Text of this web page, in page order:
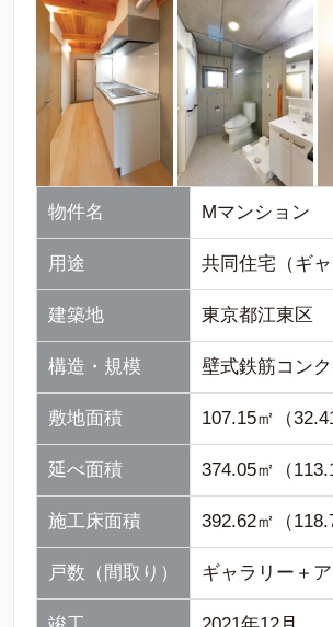
物件名 Mマンション
用途 共同住宅（ギ
建築地 東京都江東区
構造・規模 壁式鉄筋コン
敷地面積 107.15㎡（
延べ面積 374.05㎡（
施工床面積 392.62㎡（
戸数（間取り） ギャラリー＋